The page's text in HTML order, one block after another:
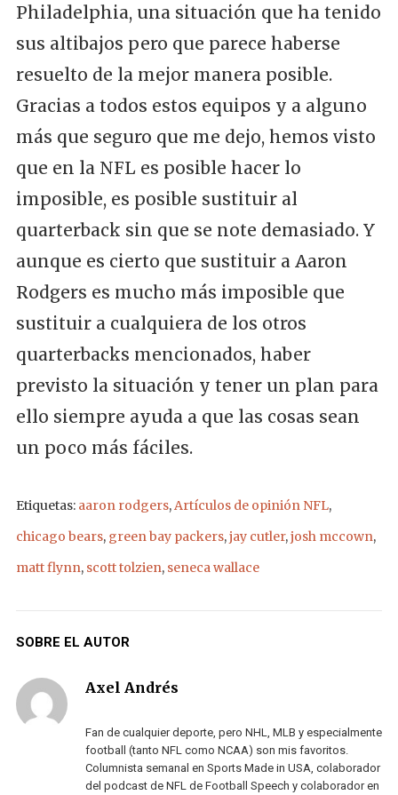
Philadelphia, una situación que ha tenido
sus altibajos pero que parece haberse
resuelto de la mejor manera posible.
Gracias a todos estos equipos y a alguno
más que seguro que me dejo, hemos visto
que en la NFL es posible hacer lo
imposible, es posible sustituir al
quarterback sin que se note demasiado. Y
aunque es cierto que sustituir a Aaron
Rodgers es mucho más imposible que
sustituir a cualquiera de los otros
quarterbacks mencionados, haber
previsto la situación y tener un plan para
ello siempre ayuda a que las cosas sean
un poco más fáciles.
Etiquetas: aaron rodgers,Artículos de opinión NFL,
chicago bears, green bay packers,jay cutler,josh mccown,
matt flynn, scott tolzien, seneca wallace
SOBRE EL AUTOR
Axel Andrés
Fan de cualquier deporte, pero NHL, MLB y especialmente
football (tanto NFL como NCAA) son mis favoritos.
Columnista semanal en Sports Made in USA, colaborador
del podcast de NFL de Football Speech y colaborador en